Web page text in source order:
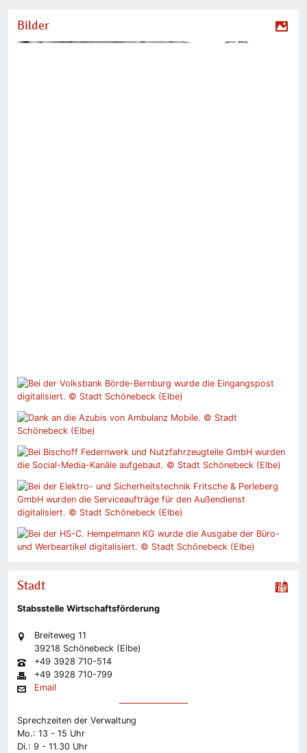
Bilder
Stadt
Stabsstelle Wirtschaftsförderung
Breiteweg 11
39218 Schönebeck (Elbe)
+49 3928 710-514
+49 3928 710-799
Email
Sprechzeiten der Verwaltung
Mo.: 13 - 15 Uhr
Di.: 9 - 11.30 Uhr